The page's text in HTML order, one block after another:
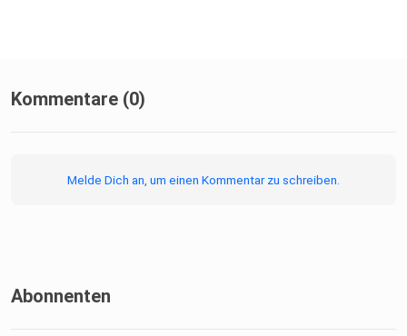
Kommentare (0)
Melde Dich an, um einen Kommentar zu schreiben.
Abonnenten